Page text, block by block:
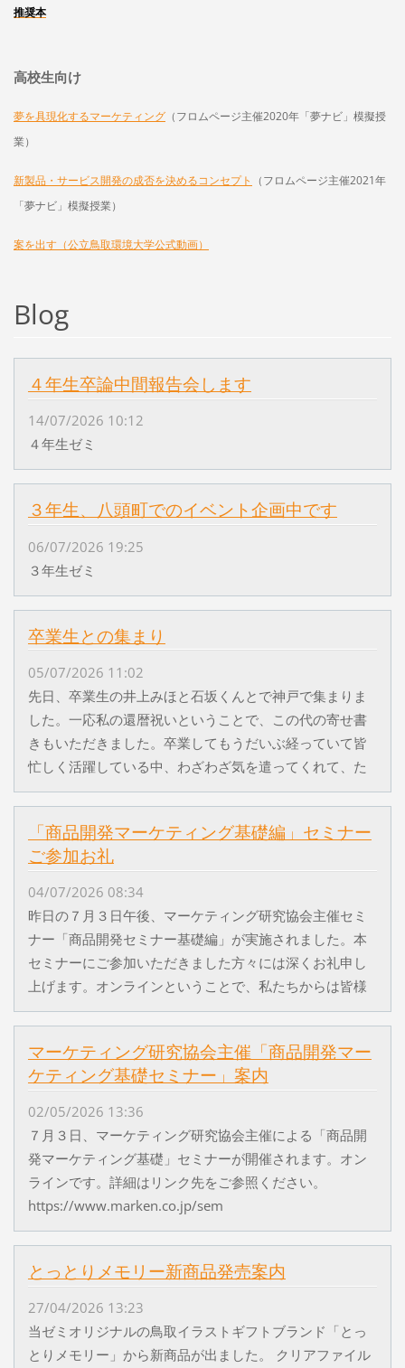
推奨本
高校生向け
夢を具現化するマーケティング（フロムページ主催2020年「夢ナビ」模擬授
業）
新製品・サービス開発の成否を決めるコンセプト （フロムページ主催2021年
「夢ナビ」模擬授業）
案を出す（公立鳥取環境大学公式動画）
Blog
４年生卒論中間報告会します
14/07/2026 10:12
４年生ゼミ
３年生、八頭町でのイベント企画中です
06/07/2026 19:25
３年生ゼミ
卒業生との集まり
05/07/2026 11:02
先日、卒業生の井上みほと石坂くんとで神戸で集まりま
した。一応私の還暦祝いということで、この代の寄せ書
きもいただきました。卒業してもうだいぶ経っていて皆
忙しく活躍している中、わざわざ気を遣ってくれて、た
「商品開発マーケティング基礎編」セミナー
ご参加お礼
04/07/2026 08:34
昨日の７月３日午後、マーケティング研究協会主催セミ
ナー「商品開発セミナー基礎編」が実施されました。本
セミナーにご参加いただきました方々には深くお礼申し
上げます。オンラインということで、私たちからは皆様
マーケティング研究協会主催「商品開発マー
ケティング基礎セミナー」案内
02/05/2026 13:36
７月３日、マーケティング研究協会主催による「商品開
発マーケティング基礎」セミナーが開催されます。オン
ラインです。詳細はリンク先をご参照ください。
https://www.marken.co.jp/sem
とっとりメモリー新商品発売案内
27/04/2026 13:23
当ゼミオリジナルの鳥取イラストギフトブランド「とっ
とりメモリー」から新商品が出ました。 クリアファイル